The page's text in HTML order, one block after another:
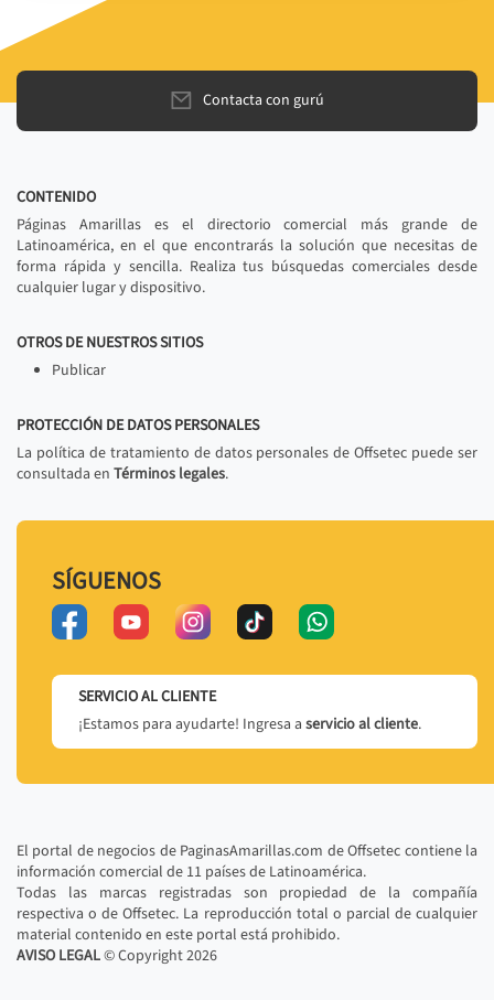
Contacta con gurú
CONTENIDO
Páginas Amarillas es el directorio comercial más grande de
Latinoamérica, en el que encontrarás la solución que necesitas de
forma rápida y sencilla. Realiza tus búsquedas comerciales desde
cualquier lugar y dispositivo.
OTROS DE NUESTROS SITIOS
Publicar
PROTECCIÓN DE DATOS PERSONALES
La política de tratamiento de datos personales de Offsetec puede ser
consultada en Términos legales.
SÍGUENOS
SERVICIO AL CLIENTE
¡Estamos para ayudarte! Ingresa a servicio al cliente.
El portal de negocios de PaginasAmarillas.com de Offsetec contiene la
información comercial de 11 países de Latinoamérica.
Todas las marcas registradas son propiedad de la compañía
respectiva o de Offsetec. La reproducción total o parcial de cualquier
material contenido en este portal está prohibido.
AVISO LEGAL© Copyright2026